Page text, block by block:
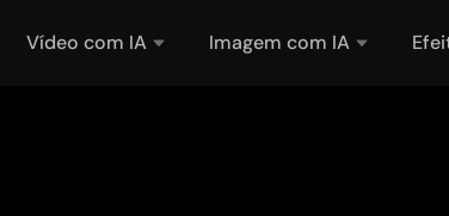
Vídeo com IA Imagem com IA